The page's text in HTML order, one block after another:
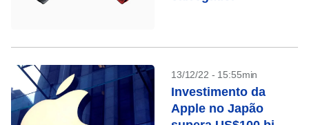
13/12/22 - 15:55min
Investimento da
Apple no Japão